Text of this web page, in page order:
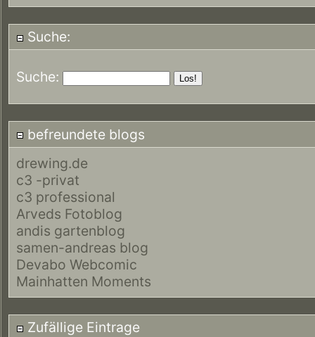
Suche:
Suche:
befreundete blogs
drewing.de
c3 -privat
c3 professional
Arveds Fotoblog
andis gartenblog
samen-andreas blog
Devabo Webcomic
Mainhatten Moments
Zufällige Eintrage